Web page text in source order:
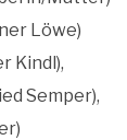
Löwe)
Kindl),
Semper),